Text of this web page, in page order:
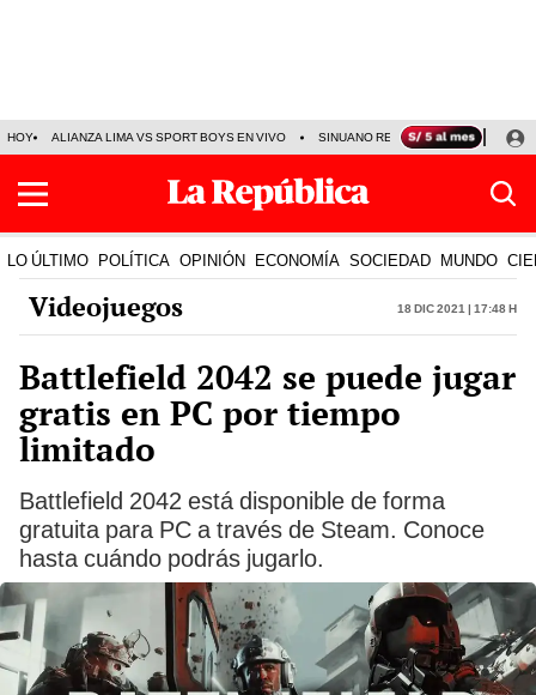
HOY ALIANZA LIMA VS SPORT BOYS EN VIVO SINUANO RESULTADOS HOY
LO ÚLTIMO POLÍTICA OPINIÓN ECONOMÍA SOCIEDAD MUNDO
Videojuegos 18 Dic 2021 | 17:48 h
Battlefield 2042 se puede jugar
gratis en PC por tiempo
limitado
Battlefield 2042 está disponible de forma
gratuita para PC a través de Steam. Conoce
hasta cuándo podrás jugarlo.